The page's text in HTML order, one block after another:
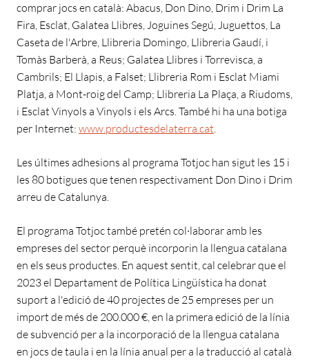
comprar jocs en català: Abacus, Don Dino, Drim i Drim La
Fira, Esclat, Galatea Llibres, Joguines Segú, Juguettos, La
Caseta de l'Arbre, Llibreria Domingo, Llibreria Gaudí, i
Tomàs Barberà, a Reus; Galatea Llibres i Torrevisca, a
Cambrils; El Llapis, a Falset; Llibreria Rom i Esclat Miami
Platja, a Mont-roig del Camp; Llibreria La Plaça, a Riudoms,
i Esclat Vinyols a Vinyols i els Arcs. També hi ha una botiga
per Internet: www.productesdelaterra.cat.
Les últimes adhesions al programa Totjoc han sigut les 15 i
les 80 botigues que tenen respectivament Don Dino i Drim
arreu de Catalunya.
El programa Totjoc també pretén col·laborar amb les
empreses del sector perquè incorporin la llengua catalana
en els seus productes. En aquest sentit, cal celebrar que el
2023 el Departament de Política Lingüística ha donat
suport a l'edició de 40 projectes de 25 empreses per un
import de més de 200.000 €, en la primera edició de la línia
de subvenció per a la incorporació de la llengua catalana
en jocs de taula i en la línia anual per a la traducció al català